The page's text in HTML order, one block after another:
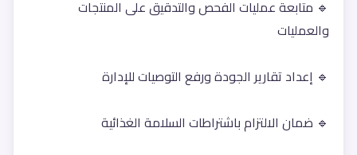
والعمليات
🔹 إعداد تقارير الجودة ورفع التوصيات للإدارة
🔹 ضمان الالتزام باشتراطات السلامة الغذائية